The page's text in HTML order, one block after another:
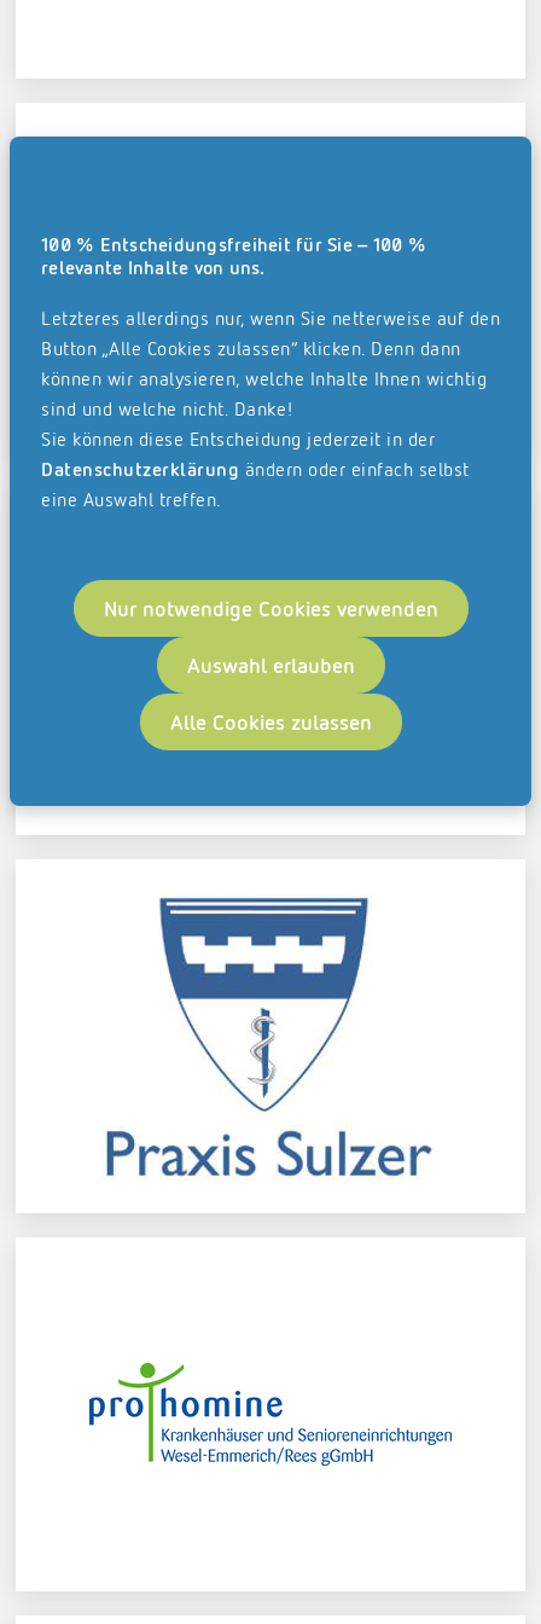
100 % Entscheidungsfreiheit für Sie – 100 %
relevante Inhalte von uns.
Letzteres allerdings nur, wenn Sie netterweise auf den
Button „Alle Cookies zulassen“ klicken. Denn dann
können wir analysieren, welche Inhalte Ihnen wichtig
sind und welche nicht. Danke!
Sie können diese Entscheidung jederzeit in der
Datenschutzerklärung ändern oder einfach selbst
eine Auswahl treffen.
Alle Cookies zulassen
Auswahl erlauben
Nur notwendige Cookies verwenden
Oetjen Logistik GmbH
Mehr erfahren
PKF Serbia
Praxis Dr. med. Jan Sulzer
Mehr erfahren
pro homine Krankenhäuser und
Senioreneinrichtungen Wesel-Emmerich/Rees
gGmbH